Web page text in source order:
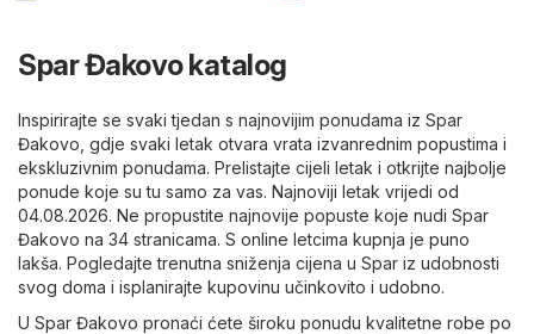
Spar Đakovo katalog
Inspirirajte se svaki tjedan s najnovijim ponudama iz Spar
Đakovo, gdje svaki letak otvara vrata izvanrednim popustima i
ekskluzivnim ponudama. Prelistajte cijeli letak i otkrijte najbolje
ponude koje su tu samo za vas. Najnoviji letak vrijedi od
04.08.2026. Ne propustite najnovije popuste koje nudi Spar
Đakovo na 34 stranicama. S online letcima kupnja je puno
lakša. Pogledajte trenutna sniženja cijena u Spar iz udobnosti
svog doma i isplanirajte kupovinu učinkovito i udobno.
U Spar Đakovo pronaći ćete široku ponudu kvalitetne robe po